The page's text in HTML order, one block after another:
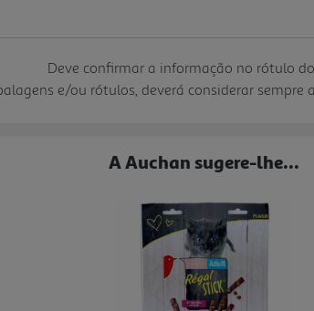
Deve confirmar a informação no rótulo
e/ou rótulos, deverá considerar
A Auchan sugere-lhe...